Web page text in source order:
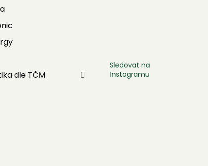
dle TČM
Sledovat na
Instagramu